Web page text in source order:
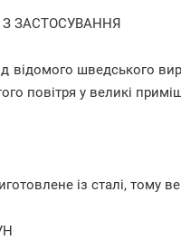
З ЗАСТОСУВАННЯ
відомого шведського
повітря у великі
із сталі, тому